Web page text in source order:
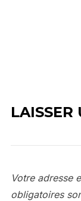
LAISSER
Votre adresse
obligatoires